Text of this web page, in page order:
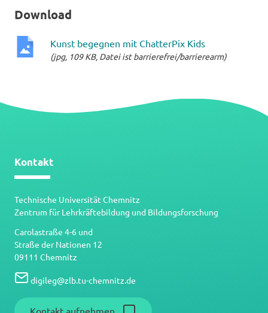
Download
Kunst begegnen mit ChatterPix Kids
(jpg, 109 KB, Datei ist barrierefrei/barrierearm)
Kontakt
Technische Universität Chemnitz
Zentrum für Lehrkräftebildung und Bildungsforschung
Carolastraße 4-6 und
Straße der Nationen 12
09111 Chemnitz
digileg@zlb.tu-chemnitz.de